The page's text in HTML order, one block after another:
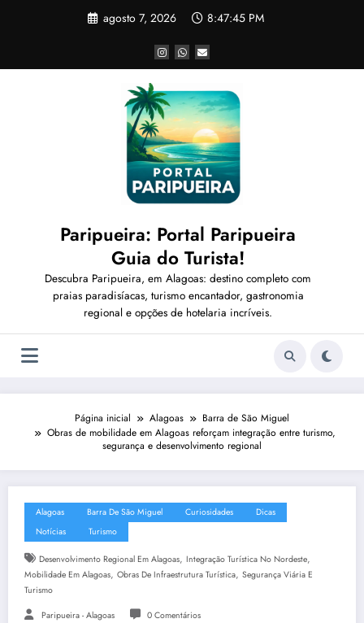
agosto 7, 2026 8:47:46 PM
Paripueira: Portal Paripueira
Guia do Turista!
Descubra Paripueira, em Alagoas: destino completo com
praias paradisíacas, turismo encantador, gastronomia
regional e opções de hotelaria incríveis.
Página inicial Alagoas
Barra de São Miguel
Obras de mobilidade em Alagoas reforçam integração entre turismo,
segurança e desenvolvimento regional
Alagoas Barra De São Miguel Curiosidades
Dicas
Notícias
Turismo
Desenvolvimento Regional Em Alagoas, Integração Turística No Nordeste,
Mobilidade Em Alagoas, Obras De Infraestrutura Turística, Segurança Viária E
Turismo
Paripueira - Alagoas 0 Comentários